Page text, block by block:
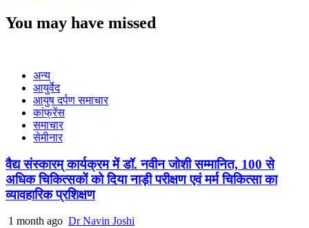
You may have missed
अन्य
आयुर्वेद
आयुष दर्पण समाचार
कांफ्रेंस
समाचार
सेमीनार
वैद्य संस्कारम् कार्यक्रम में डॉ. नवीन जोशी सम्मानित, 100 से
अधिक चिकित्सकों को दिया नाड़ी परीक्षण एवं मर्म चिकित्सा का
व्यावहारिक प्रशिक्षण
1 month ago Dr Navin Joshi